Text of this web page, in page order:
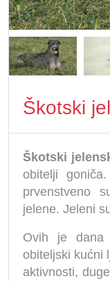
Škotski
Škotski
obitelji
prvenstveno
jelene. Jeleni
Ovih je dana
obiteljski kućni
aktivnosti,